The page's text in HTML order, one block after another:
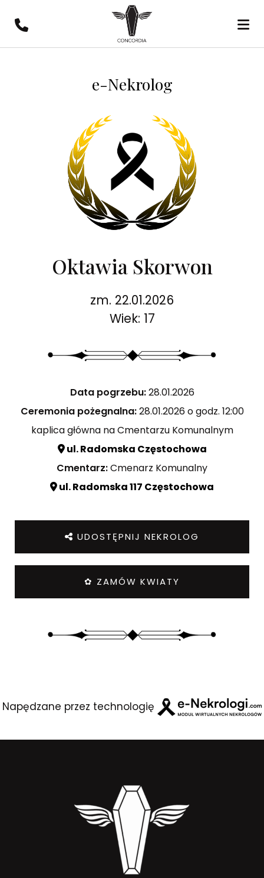
e-Nekrolog
Oktawia Skorwon
zm. 22.01.2026
Wiek: 17
Data pogrzebu:28.01.2026
Ceremonia pożegnalna:28.01.2026 o godz. 12:00
kaplica główna na Cmentarzu Komunalnym
ul. Radomska Częstochowa
Cmentarz:Cmenarz Komunalny
ul. Radomska 117 Częstochowa
UDOSTĘPNIJ NEKROLOG
✿ ZAMÓW KWIATY
Napędzane przez technologię